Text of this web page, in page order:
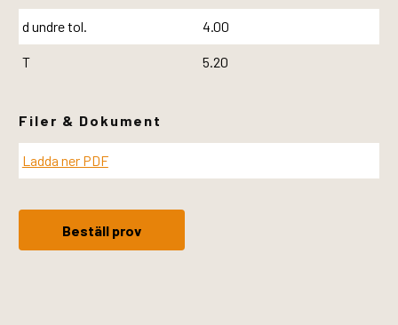
d undre tol. 4.00
T 5.20
Filer & Dokument
Ladda ner PDF
Beställ prov